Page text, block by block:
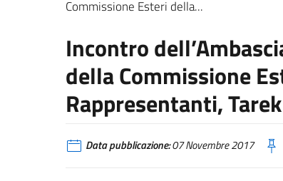
Commissione Esteri della...
Incontro
della Commissione
Rappresentanti,
Data pubblicazione:07 Novembre 2017